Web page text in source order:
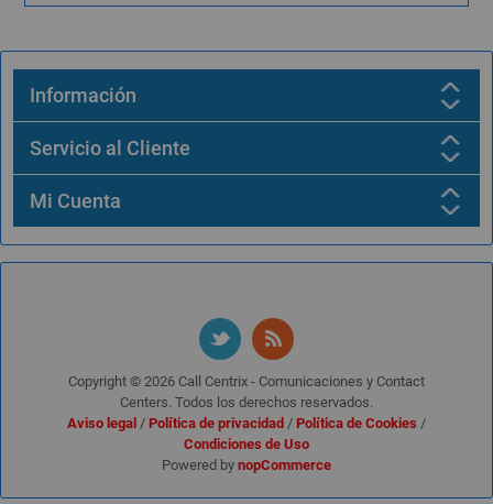
Información
Servicio al Cliente
Mi Cuenta
Copyright © 2026 Call Centrix - Comunicaciones y Contact
Centers. Todos los derechos reservados.
Aviso legal / Política de privacidad / Política de Cookies /
Condiciones de Uso
Powered by nopCommerce